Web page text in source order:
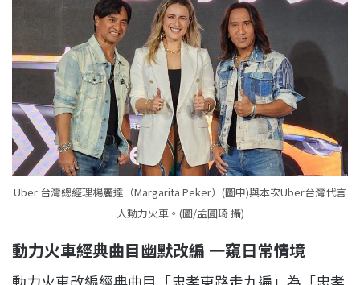
Uber 台灣總經理楊麗達（Margarita Peker）(圖中)與本次Uber台灣代言
人動力火車。(圖/孟圓琦 攝)
動力火車經典曲目幽默改編 一窺日常情境